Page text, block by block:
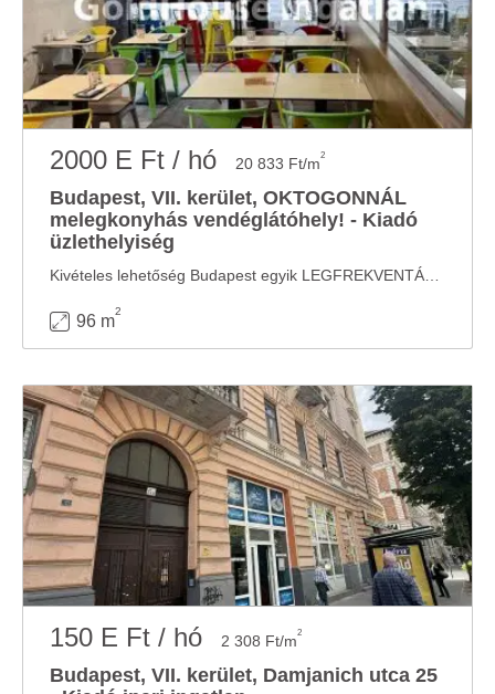
2000 E Ft / hó 20 833 Ft/m2
Budapest, VII. kerület, OKTOGONNÁL
melegkonyhás vendéglátóhely! - Kiadó
üzlethelyiség
96 m
2
150 E Ft / hó 2 308 Ft/m2
Budapest, VII. kerület, Damjanich utca 25